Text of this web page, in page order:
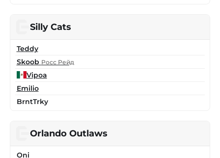
Silly Cats
Teddy
Skoob Росс Рейд
Vipoa
Emilio
BrntTrky
Orlando Outlaws
Oni